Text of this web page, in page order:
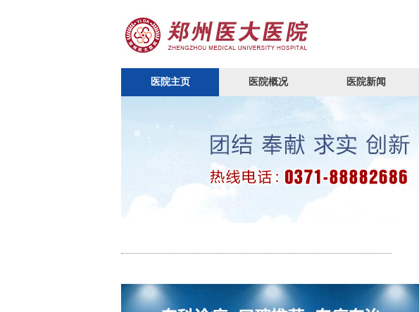
医院主页 医院概况 医院新闻